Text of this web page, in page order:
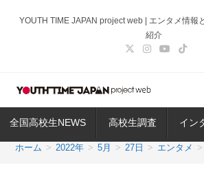
ス
ッ
YOUTH TIME JAPAN project web | エンタメ情報
紹介
全国高校生NEWS 高校生調査 イン
ホーム > 2022年 > 5月 > 27日 > エンタメ >